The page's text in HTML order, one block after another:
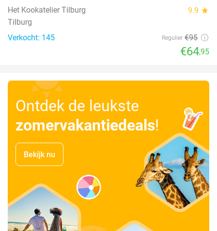
Het Kookatelier Tilburg 9.9 star
Tilburg
Verkocht: 145
Regulier €95
€64,95
Ontdek de leukste
zomervakantiedeals!
Bekijk nu